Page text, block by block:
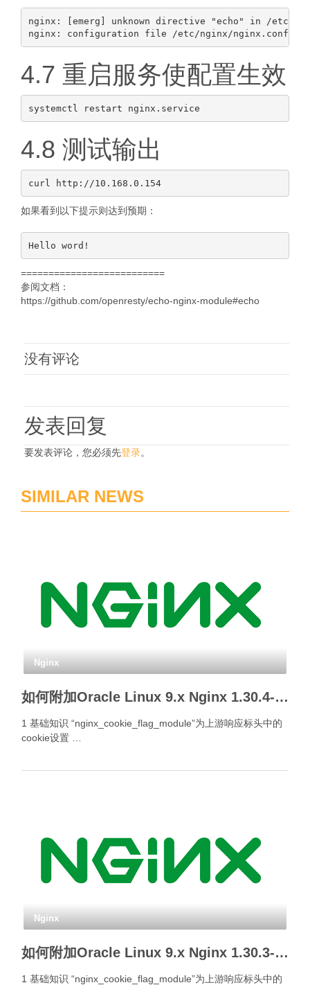
nginx: [emerg] unknown directive "echo" in /etc/
4.7 重启服务使配置生效
4.8 测试输出
curl http://10.168.0.154
如果看到以下提示则达到预期：
==========================
参阅文档：
https://github.com/openresty/echo-nginx-module#echo
没有评论
发表回复
要发表评论，您必须先登录。
SIMILAR NEWS
Nginx
如何附加Oracle Linux 9.x Nginx 1.30.4- Cookie标签模块？
1 基础知识 “nginx_cookie_flag_module”为上游响应标头中的
cookie设置 …
Nginx
如何附加Oracle Linux 9.x Nginx 1.30.3- Cookie标签模块？
1 基础知识 “nginx_cookie_flag_module”为上游响应标头中的